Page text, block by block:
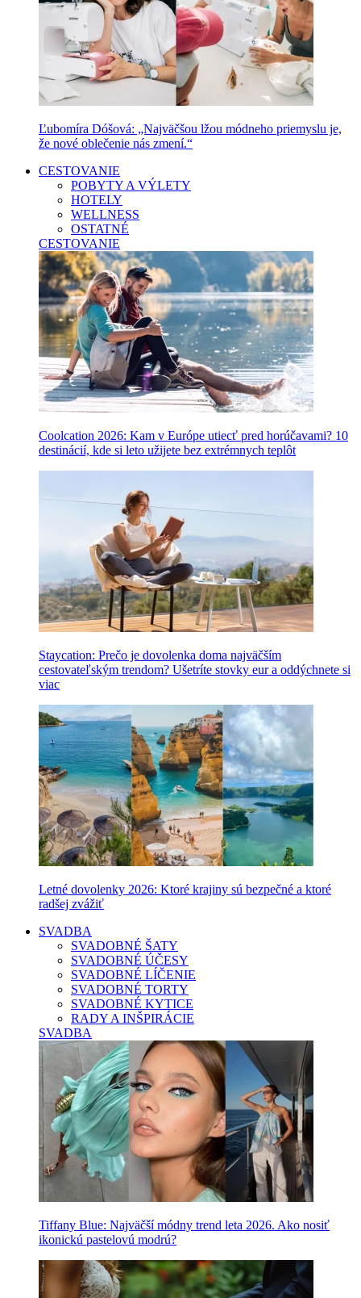
Ľubomíra Dóšová: „Najväčšou lžou módneho priemyslu je,
že nové oblečenie nás zmení.“
CESTOVANIE
POBYTY A VÝLETY
HOTELY
WELLNESS
OSTATNÉ
CESTOVANIE
Coolcation 2026: Kam v Európe utiecť pred horúčavami? 10
destinácií, kde si leto užijete bez extrémnych teplôt
Staycation: Prečo je dovolenka doma najväčším
cestovateľským trendom? Ušetríte stovky eur a oddýchnete si
viac
Letné dovolenky 2026: Ktoré krajiny sú bezpečné a ktoré
radšej zvážiť
SVADBA
SVADOBNÉ ŠATY
SVADOBNÉ ÚČESY
SVADOBNÉ LÍČENIE
SVADOBNÉ TORTY
SVADOBNÉ KYTICE
RADY A INŠPIRÁCIE
SVADBA
Tiffany Blue: Najväčší módny trend leta 2026. Ako nosiť
ikonickú pastelovú modrú?